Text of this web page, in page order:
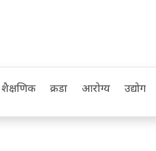
शैक्षणिक क्रीडा आरोग्य उद्योग